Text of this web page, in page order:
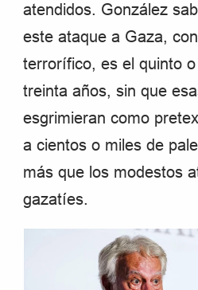
atendidos. González
este ataque a Gaza,
terrorífico, es el quinto
treinta años, sin que
esgrimieran como
a cientos o miles de
más que los modestos
gazatíes.